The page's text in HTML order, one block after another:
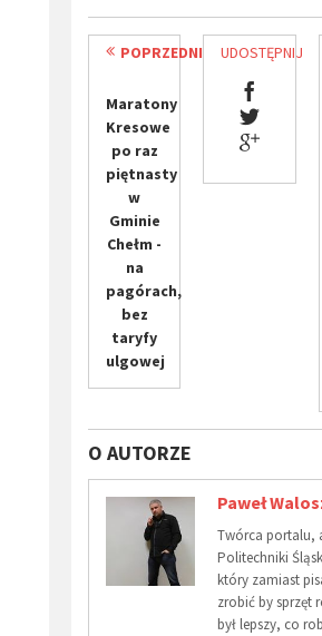
POPRZEDNI
Maratony
Kresowe
po raz
piętnasty
w
Gminie
Chełm -
na
pagórach,
bez
taryfy
ulgowej
UDOSTĘPNIJ
O AUTORZE
Paweł
Twórca portalu,
Politechniki
który zamiast
zrobić by sprzęt
był lepszy, co